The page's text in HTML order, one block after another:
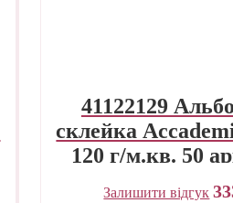
41122129
склейка
120 г/м.кв. 50
Залишити відгук